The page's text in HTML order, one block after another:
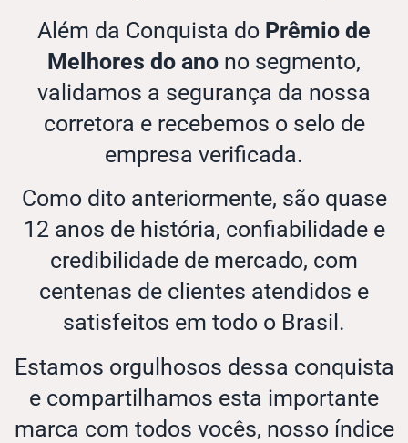
Além da Conquista do Prêmio de
Melhores do ano no segmento,
validamos a segurança da nossa
corretora e recebemos o selo de
empresa verificada.
Como dito anteriormente, são quase
12 anos de história, confiabilidade e
credibilidade de mercado, com
centenas de clientes atendidos e
satisfeitos em todo o Brasil.
Estamos orgulhosos dessa conquista
e compartilhamos esta importante
marca com todos vocês, nosso índice